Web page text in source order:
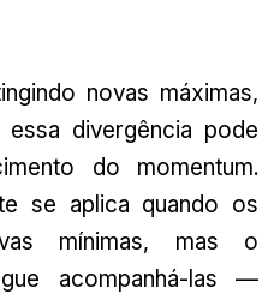
novas máximas,
divergência pode
do momentum.
se aplica quando os
mínimas, mas o
acompanhá-las —